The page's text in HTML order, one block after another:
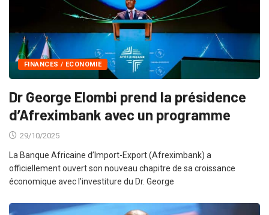
FINANCES / ECONOMIE
Dr George Elombi prend la présidence
d’Afreximbank avec un programme
29/10/2025
La Banque Africaine d’Import-Export (Afreximbank) a
officiellement ouvert son nouveau chapitre de sa croissance
économique avec l’investiture du Dr. George